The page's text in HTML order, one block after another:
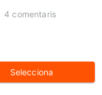
4 comentaris
Selecciona